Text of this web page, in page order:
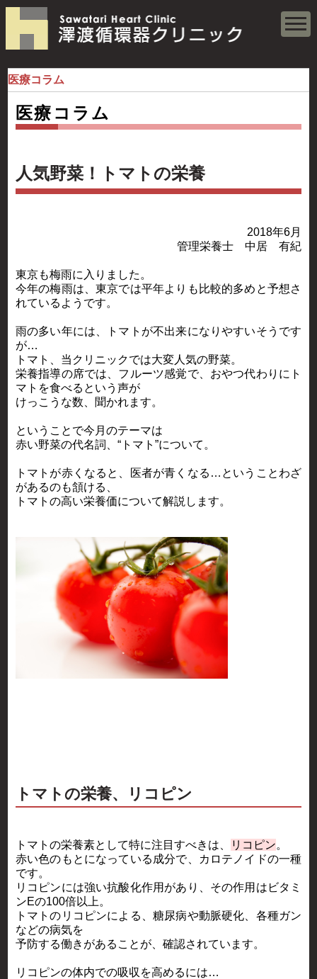
医療コラム
医療コラム
人気野菜！トマトの栄養
2018年6月
管理栄養士 中居 有紀
東京も梅雨に入りました。
今年の梅雨は、東京では平年よりも比較的多めと予想さ
れているようです。
雨の多い年には、トマトが不出来になりやすいそうです
が…
トマト、当クリニックでは大変人気の野菜。
栄養指導の席では、フルーツ感覚で、おやつ代わりにト
マトを食べるという声が
けっこうな数、聞かれます。
ということで今月のテーマは
赤い野菜の代名詞、“トマト”について。
トマトが赤くなると、医者が青くなる…ということわざ
があるのも頷ける、
トマトの高い栄養価について解説します。
トマトの栄養、リコピン
トマトの栄養素として特に注目すべきは、 リコピン。
赤い色のもとになっている成分で、カロテノイドの一種
です。
リコピンには強い抗酸化作用があり、その作用はビタミ
ンEの100倍以上。
トマトのリコピンによる、糖尿病や動脈硬化、各種ガン
などの病気を
予防する働きがあることが、確認されています。
リコピンの体内での吸収を高めるには…